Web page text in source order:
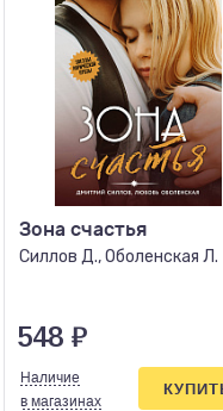
Зона счастья
Силлов Д., Оболенская Л.
548 ₽
Наличие
в магазинах